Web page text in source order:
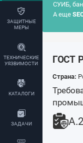
ЗАЩИТНЫЕ
МЕРЫ
ТЕХНИЧЕСКИЕ
УЯЗВИМОСТИ
КАТАЛОГИ
ЗАДАЧИ
СУИБ,
А еще
ГОСТ
Страна: